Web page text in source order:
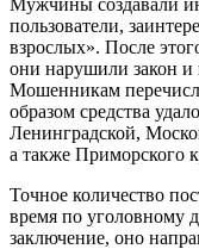
пользователи,
взрослых». После
они нарушили закон и
Мошенникам
образом средства
Ленинградской,
а также Приморского
Точное количество
время по уголовному
заключение, оно